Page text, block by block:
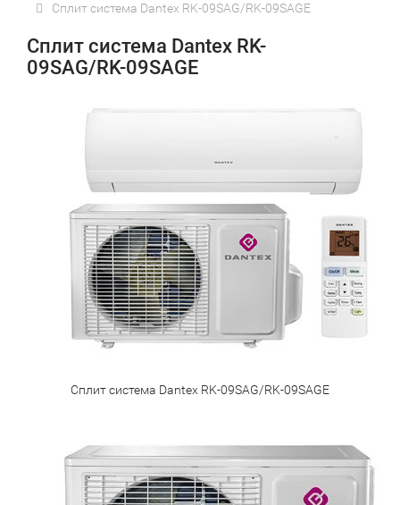
Сплит система Dantex RK-09SAG/RK-09SAGE
Сплит система Dantex RK-
09SAG/RK-09SAGE
Сплит система Dantex RK-09SAG/RK-09SAGE